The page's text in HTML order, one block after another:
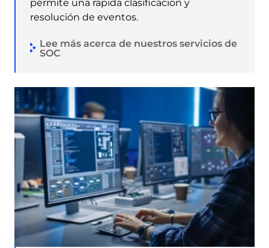
permite una rápida clasificación y
resolución de eventos.
Lee más acerca de nuestros servicios de
SOC